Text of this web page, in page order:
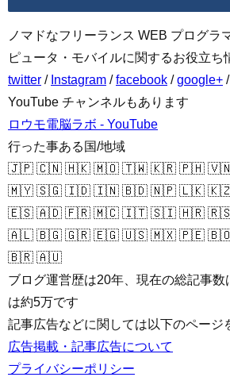
ノマドなフリーランス WEB プログラ
ピュータ・モバイルに関するお役立ち
twitter / Instagram /facebook /google+ /
YouTube チャンネルもあります
ロウモ電脳ラボ - YouTube
行った事ある国/地域
🇯🇵 🇨🇳 🇭🇰 🇲🇴 🇹🇼 🇰🇷 🇵🇭
🇲🇾 🇸🇬 🇮🇩 🇮🇳 🇧🇩 🇳🇵 🇱🇰
🇪🇸 🇦🇩 🇫🇷 🇲🇨 🇮🇹 🇸🇮 🇭🇷
🇦🇱 🇧🇬 🇬🇷 🇪🇬 🇺🇸 🇲🇽 🇵🇪
🇧🇷 🇦🇺
ブログ運営歴は20年、現在の総記事
は約5万です
記事広告などに関しては以下のページ
広告掲載・記事広告について
プライバシーポリシー